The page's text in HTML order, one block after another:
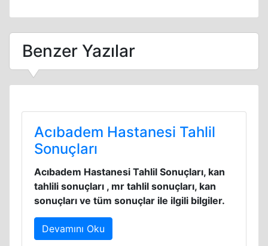
Benzer Yazılar
Acıbadem Hastanesi Tahlil
Sonuçları
Acıbadem Hastanesi Tahlil Sonuçları, kan
tahlili sonuçları , mr tahlil sonuçları, kan
sonuçları ve tüm sonuçlar ile ilgili bilgiler.
Devamını Oku